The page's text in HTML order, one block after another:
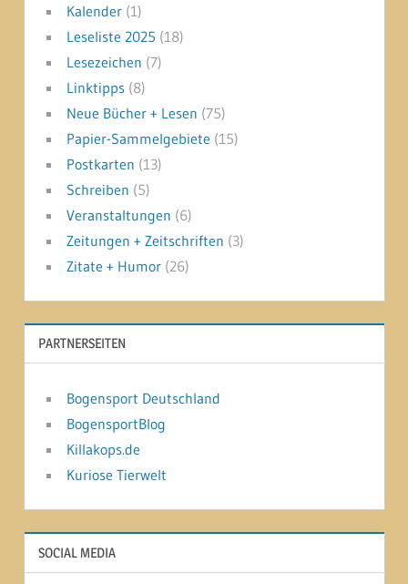
Kalender(1)
Leseliste 2025 (18)
Lesezeichen (7)
Linktipps(8)
Neue Bücher + Lesen (75)
Papier-Sammelgebiete (15)
Postkarten (13)
Schreiben (5)
Veranstaltungen (6)
Zeitungen + Zeitschriften (3)
Zitate + Humor(26)
PARTNERSEITEN
Bogensport Deutschland
BogensportBlog
Killakops.de
Kuriose Tierwelt
SOCIAL MEDIA